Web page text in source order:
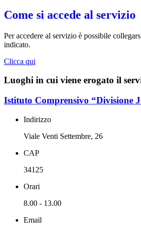
Come si accede al servizio
Per accedere al servizio è possibile
indicato.
Clicca qui
Luoghi in cui viene erogato il
Istituto Comprensivo “Divisione
Indirizzo
Viale Venti Settembre, 26
CAP
34125
Orari
8.00 - 13.00
Email